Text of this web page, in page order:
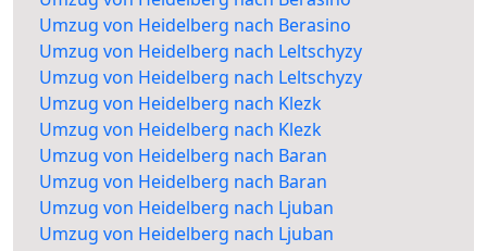
Umzug von Heidelberg nach Berasino
Umzug von Heidelberg nach Leltschyzy
Umzug von Heidelberg nach Leltschyzy
Umzug von Heidelberg nach Klezk
Umzug von Heidelberg nach Klezk
Umzug von Heidelberg nach Baran
Umzug von Heidelberg nach Baran
Umzug von Heidelberg nach Ljuban
Umzug von Heidelberg nach Ljuban